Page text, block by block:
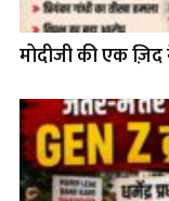
मोदीजी की एक ज़िद